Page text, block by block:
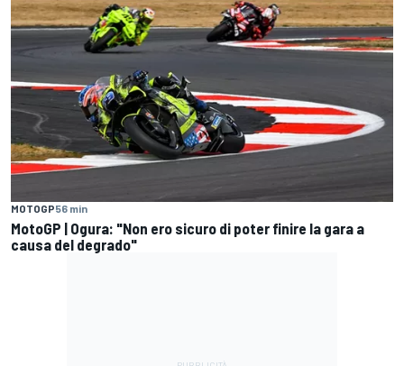
MOTOGP56 min
MotoGP | Ogura: "Non ero sicuro di poter finire la gara a
causa del degrado"